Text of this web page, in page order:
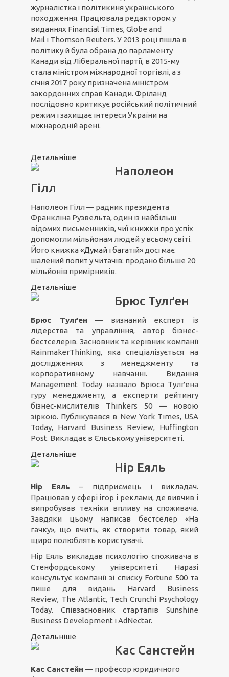
журналістка і політикиня українського
походження. Працювала редактором у
виданнях Financial Times, Globe and
Mail і Thomson Reuters. У 2013 році пішла в
політику й була обрана до парламенту
Канади від Ліберальної партії, в 2015-му
стала міністром міжнародної торгівлі, а з
січня 2017 року призначена міністром
закордонних справ Канади. Фріланд
послідовно критикує російський політичний
режим і захищає інтереси України на
міжнародній арені.
Детальніше
Наполеон
Гілл
Наполеон Гілл — радник президента
Франкліна Рузвельта, один із найбільш
відомих письменників, чиї книжки про успіх
допомогли мільйонам людей у всьому світі.
Його книжка «Думай і багатій» досі має
шалений попит у читачів: продано більше 20
мільйонів примірників.
Детальніше
Брюс Тулґен
Брюс Тулґен — визнаний експерт із
лідерства та управління, автор бізнес-
бестселерів. Засновник та керівник компанії
RainmakerThinking, яка спеціалізується на
дослідженнях з менеджменту та
корпоративному навчанні. Видання
Management Today назвало Брюса Тулґена
гуру менеджменту, а експерти рейтингу
бізнес-мислителів Thinkers 50 — новою
зіркою. Публікувався в New York Times, USA
Today, Harvard Business Review, Huffington
Post. Викладає в Єльському університеті.
Детальніше
Нір Еяль
Нір Еяль– підприємець і викладач.
Працював у сфері ігор і реклами, де вивчив і
випробував техніки впливу на споживача.
Завдяки цьому написав бестселер «На
гачку», що вчить, як створити товар, який
щиро полюблять користувачі.
Нір Еяль викладав психологію споживача в
Стенфордському університеті. Наразі
консультує компанії зі списку Fortune 500 та
пише для видань Harvard Business
Review, The Atlantic, Tech Crunchі Psychology
Today. Співзасновник стартапів Sunshine
Business Development і AdNectar.
Детальніше
Кас Санстейн
Кас Санстейн — професор юридичного